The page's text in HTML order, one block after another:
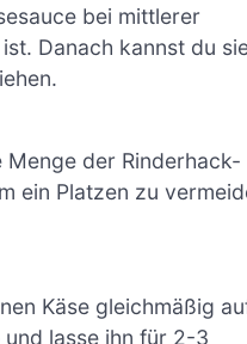
bei mittlerer
Danach kannst du
der Rinderhack-
ein Platzen zu
Käse gleichmäßig
lasse ihn für 2-3